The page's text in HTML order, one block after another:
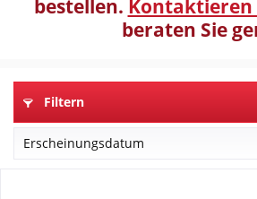
bestellen. Kontaktieren
beraten Sie
Filtern